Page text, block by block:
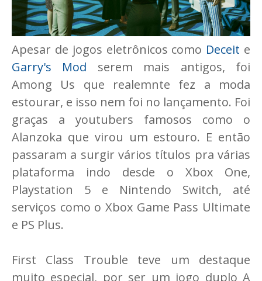
Apesar de jogos eletrônicos como Deceit e
Garry's Mod serem mais antigos, foi
Among Us que realemnte fez a moda
estourar, e isso nem foi no lançamento. Foi
graças a youtubers famosos como o
Alanzoka que virou um estouro. E então
passaram a surgir vários títulos pra várias
plataforma indo desde o Xbox One,
Playstation 5 e Nintendo Switch, até
serviços como o Xbox Game Pass Ultimate
e PS Plus.
First Class Trouble teve um destaque
muito especial, por ser um jogo duplo A